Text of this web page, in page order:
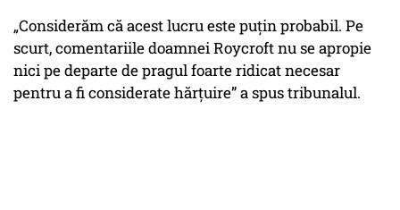
„Considerăm că acest lucru este puțin probabil. Pe
scurt, comentariile doamnei Roycroft nu se apropie
nici pe departe de pragul foarte ridicat necesar
pentru a fi considerate hărțuire” a spus tribunalul.